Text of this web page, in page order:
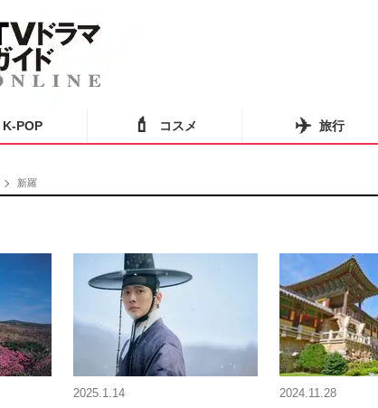
K-POP 💄 コスメ ✈️ 旅行
新羅
2025.1.14 2024.11.28